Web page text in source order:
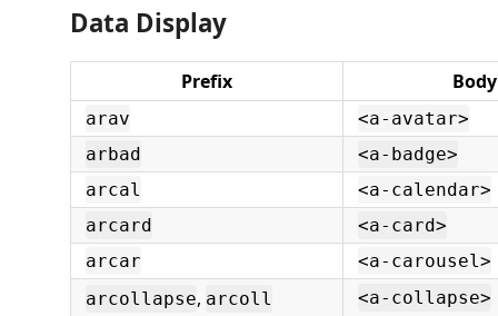
Data Display
Prefix Body
arav
<a-avatar>
arbad
<a-badge>
arcal
<a-calendar>
arcard
<a-card>
arcar
<a-carousel>
arcollapse, arcoll
<a-collapse>